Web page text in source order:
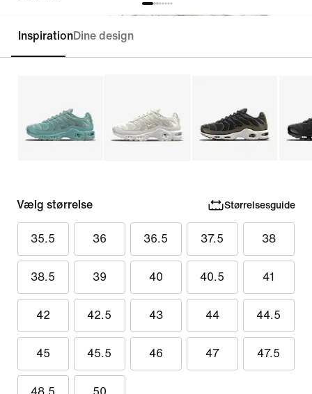
Customise
InspirationDine design
Vælg størrelse Størrelsesguide
35.5 36 36.5 37.5 38
38.5 39 40 40.5 41
42 42.5 43 44 44.5
45 45.5 46 47 47.5
48.5 50